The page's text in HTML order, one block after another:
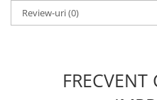
Review-uri(0)
FRECVENT